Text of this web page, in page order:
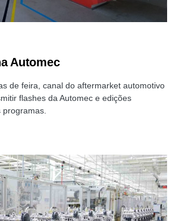
Automec
de feira, canal do aftermarket automotivo
flashes da Automec e edições